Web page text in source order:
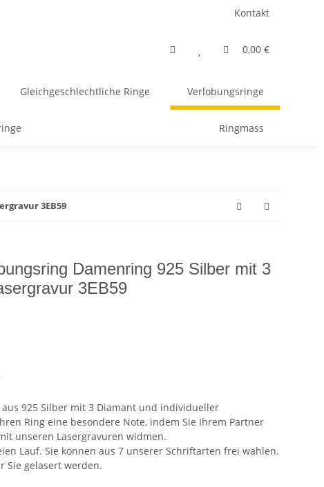
Kontakt
0,00 €
Gleichgeschlechtliche Ringe Verlobungsringe
Ringmass
3EB59
Damenring 925 Silber mit 3
3EB59
925 Silber mit 3 Diamant und individueller
Ring eine besondere Note, indem Sie Ihrem Partner
unseren Lasergravuren widmen.
Lauf. Sie können aus 7 unserer Schriftarten frei wählen.
Sie gelasert werden.